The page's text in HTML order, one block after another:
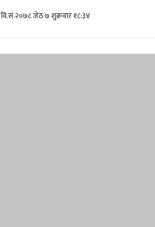
वि.सं.२०७८ जेठ ७ शुक्रवार १८:३४